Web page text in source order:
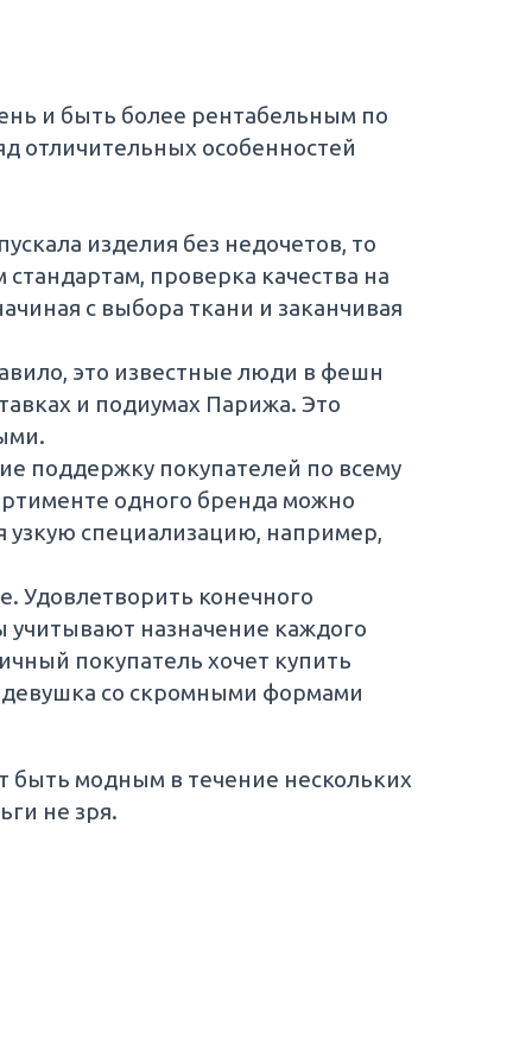
и быть более рентабельным по
отличительных особенностей
изделия без недочетов, то
проверка качества на
с выбора ткани и заканчивая
это известные люди в фешн
и подиумах Парижа. Это
поддержку покупателей по всему
одного бренда можно
узкую специализацию, например,
Удовлетворить конечного
учитывают назначение каждого
покупатель хочет купить
со скромными формами
быть модным в течение нескольких
не зря.